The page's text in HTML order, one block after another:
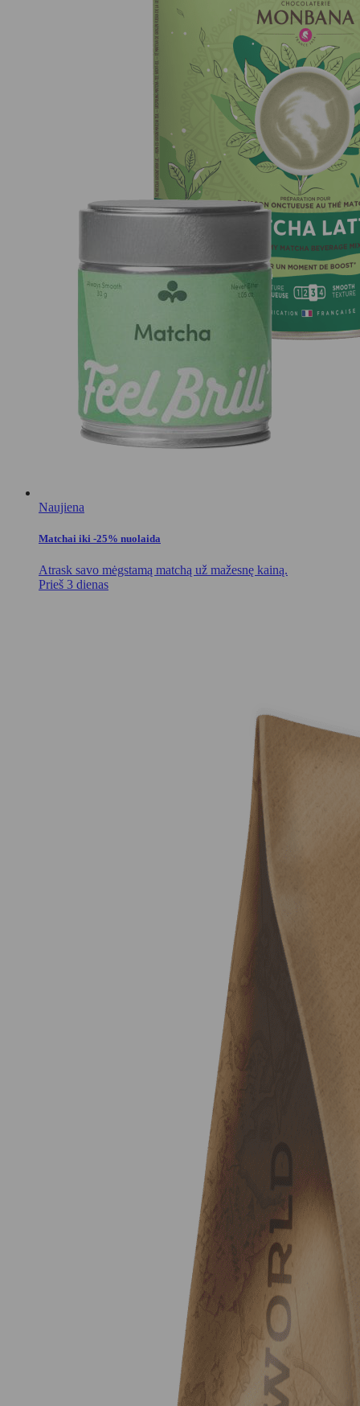
Naujiena
Matchai iki -25% nuolaida
Atrask savo mėgstamą matchą už mažesnę kainą.
Prieš 3 dienas